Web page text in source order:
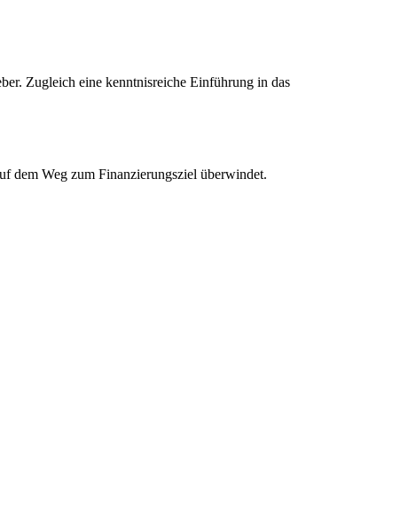
Zugleich eine kenntnisreiche Einführung in das
dem Weg zum Finanzierungsziel überwindet.